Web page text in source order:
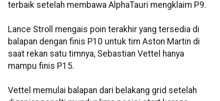
terbaik setelah membawa AlphaTauri mengklaim P9.
Lance Stroll mengais poin terakhir yang tersedia di
balapan dengan finis P10 untuk tim Aston Martin di
saat rekan satu timnya, Sebastian Vettel hanya
mampu finis P15.
Vettel memulai balapan dari belakang grid setelah